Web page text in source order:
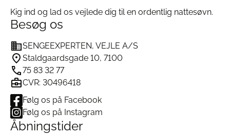
Kig ind og lad os vejlede dig til en ordentlig nattesøvn.
Besøg os
SENGEEXPERTEN, VEJLE A/S
Staldgaardsgade 10, 7100
75 83 32 77
CVR: 30496418
Følg os på Facebook
Følg os på Instagram
Åbningstider